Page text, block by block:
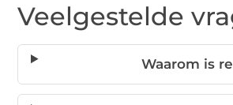
Veelgestelde
Waarom is